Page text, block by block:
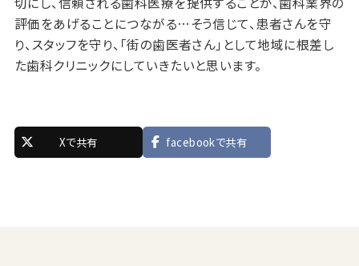
評価をあげることにつながる…そう信じて、患者さんを守
り、スタッフを守り、「街の歯医者さん」として地域に根差し
た歯科クリニックにしていきたいと思います。
Xで共有 facebookで共有